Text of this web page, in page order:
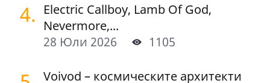
4. Electric Callboy, Lamb Of God,
Nevermore,...
28 Юли 2026
1105
Voivod – космическите архитекти